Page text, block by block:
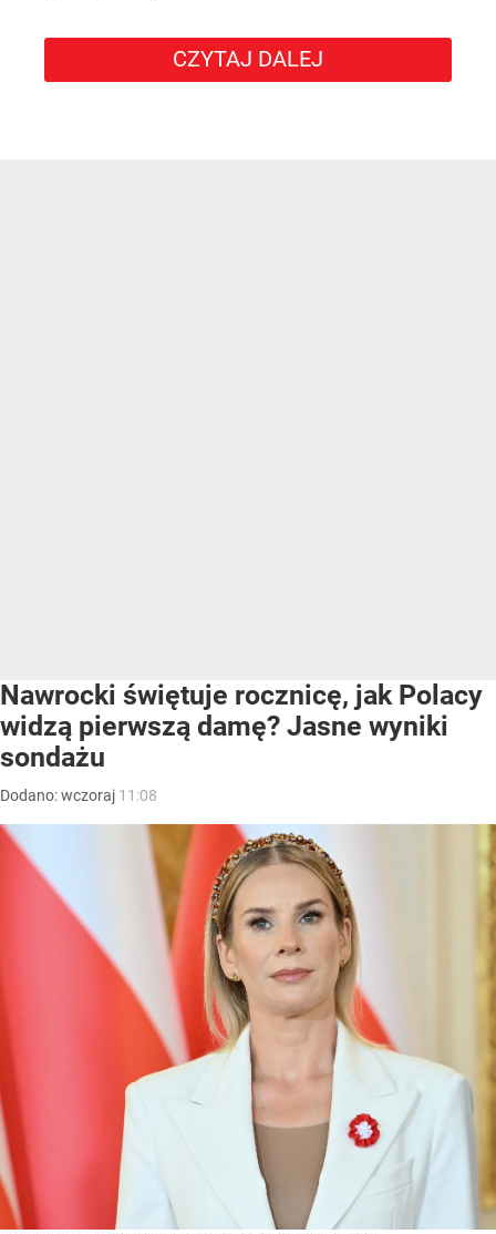
CZYTAJ DALEJ
Nawrocki świętuje rocznicę, jak Polacy
widzą pierwszą damę? Jasne wyniki
sondażu
Dodano:wczoraj 11:08